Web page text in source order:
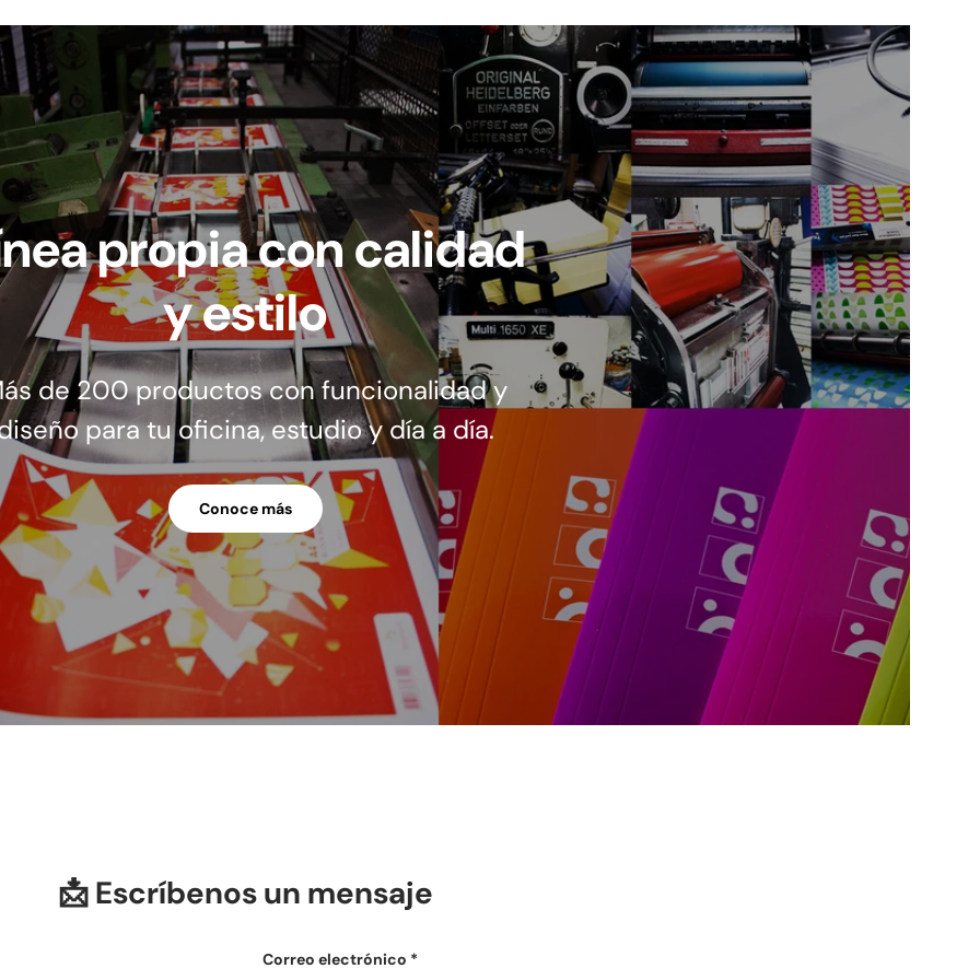
propia con calidad
y estilo
de 200 productos con funcionalidad y
para tu oficina, estudio y día a día.
Conoce más
📩 Escríbenos un mensaje
Correo electrónico